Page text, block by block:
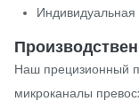
Индивидуальная
Наш прецизионный
микроканалы